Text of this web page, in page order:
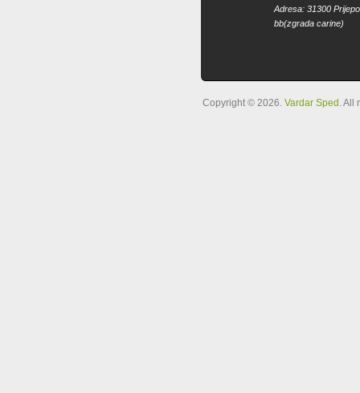
Adresa: 31300
bb(zgrada carine)
Copyright © 2026. Vardar Sped .